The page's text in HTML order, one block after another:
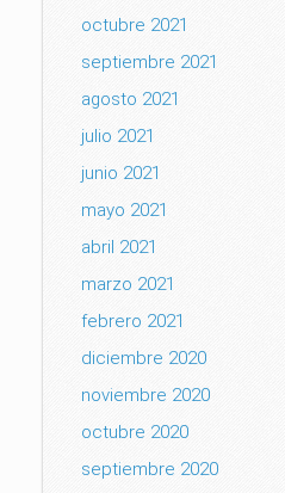
octubre 2021
septiembre 2021
agosto 2021
julio 2021
junio 2021
mayo 2021
abril 2021
marzo 2021
febrero 2021
diciembre 2020
noviembre 2020
octubre 2020
septiembre 2020